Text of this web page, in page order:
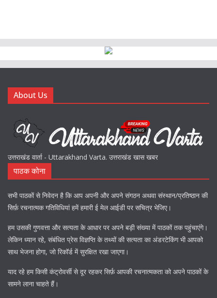
About Us
उत्तराखंड वार्ता - Uttarakhand Varta. उत्तराखंड खास खबर
पाठक कोना
सभी पाठकों से निवेदन है कि आप अपनी और अपने संगठन अथवा संस्थान/प्रतिष्ठान की
सिर्फ़ रचनात्मक गतिविधियां हमें हमारी ई मेल आईडी पर सचित्र भेजिए।
हम उसकी गुणवत्ता और सत्यता के आधार पर अपने बड़ी संख्या में पाठकों तक पहुंचाएंगे।
लेकिन ध्यान रहे, संबंधित प्रेस विज्ञप्ति के तथ्यों की सत्यता का अंडरटेकिंग भी आपको
साथ भेजना होगा, जो रिकॉर्ड में सुरक्षित रखा जाएगा।
याद रहे हम किसी कंट्रोवर्सी से दूर रहकर सिर्फ़ आपकी रचनात्मकता को अपने पाठकों के
सामने लाना चाहते हैं।